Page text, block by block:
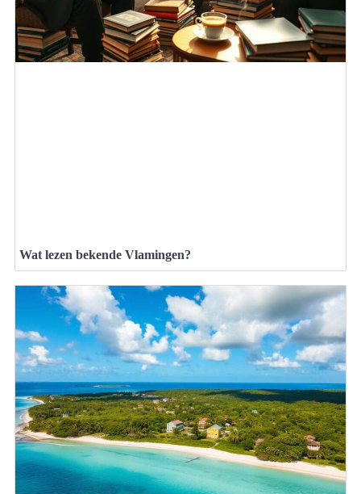
Wat lezen bekende Vlamingen?